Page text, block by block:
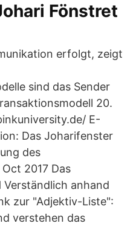
Fönstret
erfolgt, zeigt
sind das Sender
20.
E-
Das Joharifenster
des
2017 Das
anhand
zur "Adjektiv-Liste":
verstehen das